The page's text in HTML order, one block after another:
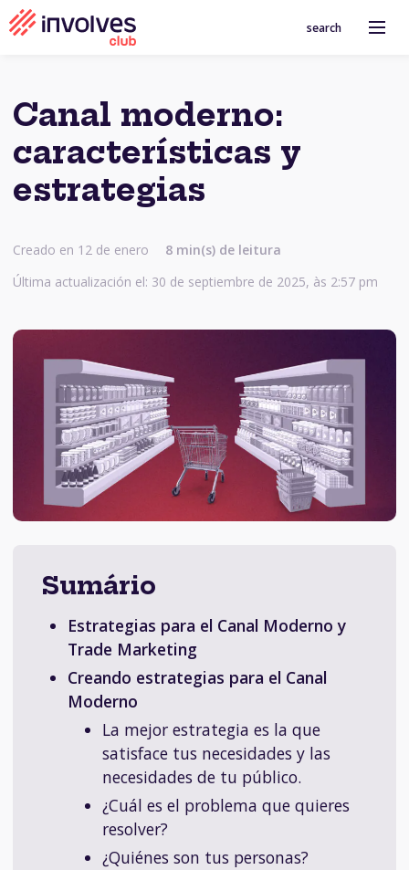
search
Canal moderno:
características y
estrategias
Creado en 12 de enero
8 min(s) de leitura
Última actualización el: 30 de septiembre de 2025, às 2:57 pm
Sumário
Estrategias para el Canal Moderno y
Trade Marketing
Creando estrategias para el Canal
Moderno
La mejor estrategia es la que
satisface tus necesidades y las
necesidades de tu público.
¿Cuál es el problema que quieres
resolver?
¿Quiénes son tus personas?